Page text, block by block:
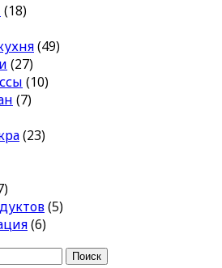
(18)
(49)
(27)
(10)
(7)
(23)
(5)
(6)